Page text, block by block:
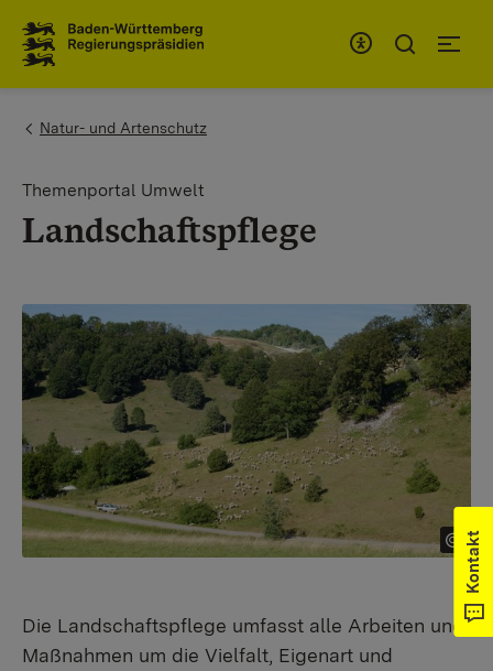
You are here:
Natur- und Artenschutz
Themenportal Umwelt
Landschaftspflege
Die Landschaftspflege umfasst alle Arbeiten und
Maßnahmen um die Vielfalt, Eigenart und
Kontakt